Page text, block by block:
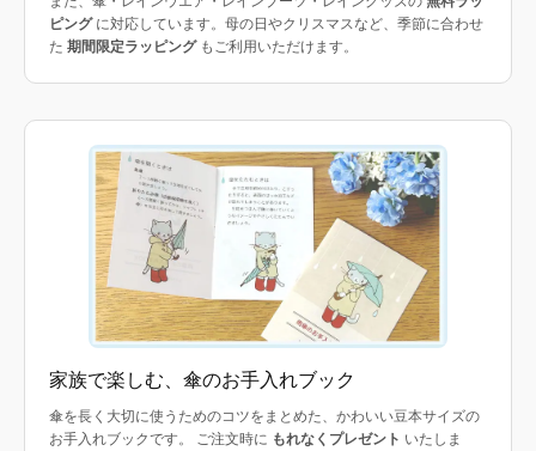
ピングに対応しています。母の日やクリスマスなど、季節に合わせ
た 期間限定ラッピングもご利用いただけます。
家族で楽しむ、傘のお手入れブック
傘を長く大切に使うためのコツをまとめた、かわいい豆本サイズの
お手入れブックです。 ご注文時に もれなくプレゼント いたしま